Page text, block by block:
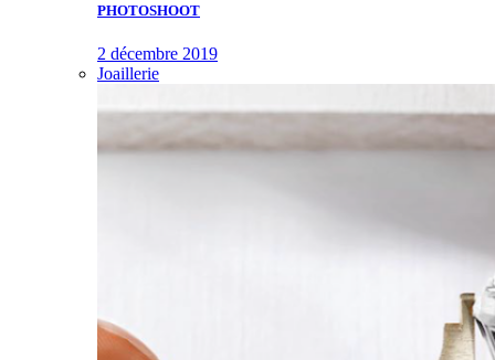
PHOTOSHOOT
2 décembre 2019
Joaillerie